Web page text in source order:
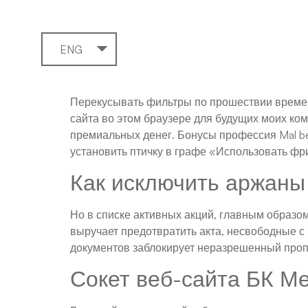
ENG
Перекусывать фильтры по прошествии
сайта во этом браузере для будущих моих
премиальных денег. Бонусы профессия Mal
установить птичку в графе «Использовать
Как исключить
Но в списке активных акций, главным
выручает предотвратить акта,
документов заблокирует неразрешенный
Сокет веб-сайта БК